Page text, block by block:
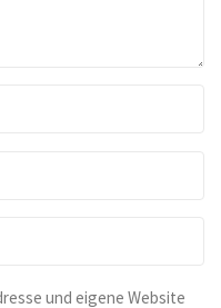
und eigene Website